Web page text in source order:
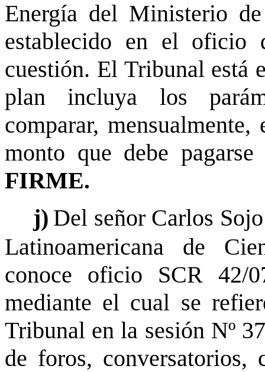
Energía del Ministerio
establecido en el oficio
cuestión. El Tribunal está
plan incluya los
comparar,
monto que debe
FIRME.
j) Del señor Carlos
Latinoamericana de
conoce oficio SCR
mediante el cual se
Tribunal en la sesión Nº
de foros, conversatorios,